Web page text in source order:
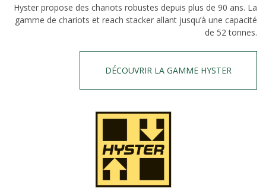
Hyster propose des chariots robustes depuis plus de 90 ans. La
gamme de chariots et reach stacker allant jusqu’à une capacité
de 52 tonnes.
DÉCOUVRIR LA GAMME HYSTER